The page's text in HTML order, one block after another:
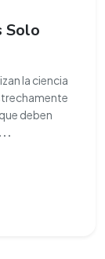
Solo
la ciencia
deben
...